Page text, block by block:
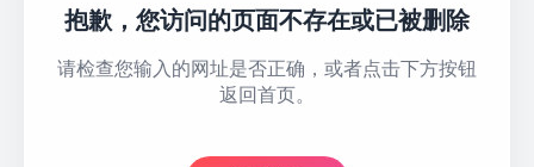
抱歉，您访问的页面不存在或已被删除
请检查您输入的网址是否正确，或者点击下方按钮
返回首页。